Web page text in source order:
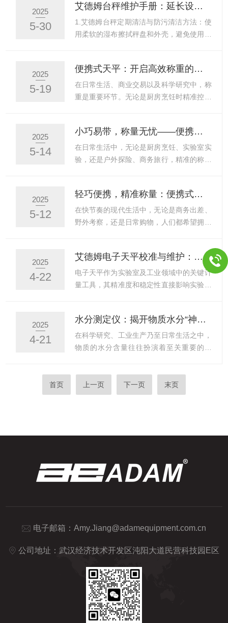
振系统来吸收和分散振动。该系统利用气垫
的弹性特性，将地面或环境中的振动能量转
化为气垫的微小形变，从而显著降低振动的
发生微小的形变，将振动能量转化为气囊的
弹性变形能，从而减少振动的传递。AVT防
震台在提高实验效率方面具有显著的优势，
降至zui低，从而显著缩短显微镜等设备的
稳定时间。这意味着实验人员可以更快地开
始操作，减少因设备稳定所需的时间，从而
2025
5-30
艾德姆台秤维护手册：延长设备寿命的5大关键保养技巧
1.艾德姆台秤定期清洁与防污清洁方法：使
用柔软的湿布擦拭秤盘和外壳，避免使用化
定期检查秤体密封部位，如防水面皮是否破
裂、底座是否破损，及时更换密封条，防止
潮气侵入。2.定期校准确保精度校准频率：
手册中的校准指南，使用标准砝码进行外部
校准，确保校准环境稳定，避免震动和温度
波动。3.避免超载与正确使用称重限制：严
2025
5-19
便携式天平：开启高效称重的便捷之旅
在日常生活、商业交易以及科学研究中，称
重是重要环节。无论是厨房烹饪时精准控制
性，称重设备都发挥着关键作用。然而，传
统的台式天平体积庞大、不便携带，往往只
能在固定场所使用，这在很大程度上限制了
准的特点，开启了高效称重的便捷之旅。便
携式天平的设计充分考虑了用户在不同场景
下的使用需求。它打破了传统天平的局限
2025
5-14
小巧易带，称量无忧——便携式天平的便捷魅力
在日常生活中，无论是厨房烹饪、实验室实
验，还是户外探险、商务旅行，精准的称量
时随地的称量需求。便携式天平的出现，以
其小巧的体积、轻便的重量和精准的称量功
能，为人们带来了便捷体验，成为现代生活
能够轻松放入背包、手提包甚至口袋中，无
论是在户外露营时准备食材，还是在实验室
外进行现场采样，都能随时随地提供精准的
2025
5-12
轻巧便携，精准称量：便携式天平的实用之选
在快节奏的现代生活中，无论是商务出差、
野外考察，还是日常购物，人们都希望拥有
称量工具的这些需求，成为越来越多人的实
用之选。一、轻巧便携，易于携带此天平的
最大特点是其轻巧便携的机身设计。与传统
身携带。无论是在户外进行科考、在市场进
行购物，还是在实验室进行实验，天平都能
随时随地提供称量服务，极大地提高了工作
2025
4-22
艾德姆电子天平校准与维护：延长寿命的必要技能
电子天平作为实验室及工业领域中的关键计
量工具，其精准度和稳定性直接影响实验结
要地位。然而，要确保其长期稳定运行，校
准与维护是重要的环节。以下从校准方法、
维护技巧及常见问题处理三方面，提供实用
日常使用后快速校准。操作步骤：预热：接
通电源后，预热2-3小时(或按说明书要求)。
2025
4-21
水分测定仪：揭开物质水分“神秘面纱”的仪器
在科学研究、工业生产乃至日常生活之中，
物质的水分含量往往扮演着至关重要的角
定都是重要的一环。而揭开物质水分“神秘
面纱”的关键，正是一门科学仪器——水分
态、不同性质的物质，提供快速、准确的水
分含量分析。这些原理各有千秋，热解重量
法通过加热样品使其水分蒸发...
首页 上一页 下一页 末页
电子邮箱： Amy.Jiang@adamequipment.com.cn
公司地址：武汉经济技术开发区沌阳大道民营科技园E区